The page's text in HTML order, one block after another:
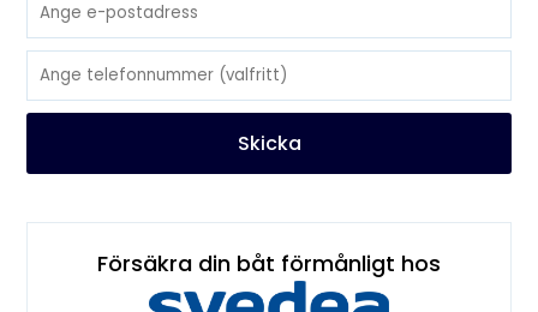
Skicka
Försäkra din båt förmånligt hos